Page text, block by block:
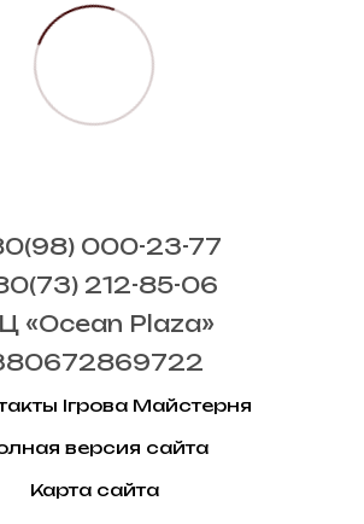
000-23-77
212-85-06
«Ocean Plaza»
Ігрова Майстерня
версия сайта
Карта сайта